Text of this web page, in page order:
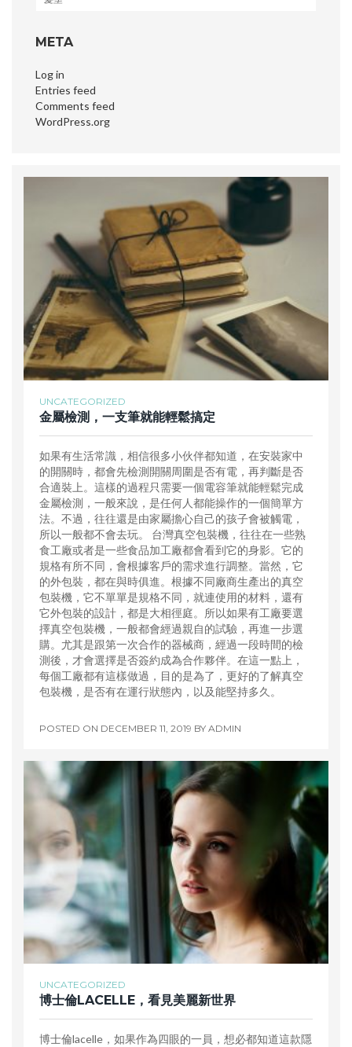
META
Log in
Entries feed
Comments feed
WordPress.org
UNCATEGORIZED
金屬檢測，一支筆就能輕鬆搞定
如果有生活常識，相信很多小伙伴都知道，在安裝家中
的開關時，都會先檢測開關周圍是否有電，再判斷是否
合適裝上。這樣的過程只需要一個電容筆就能輕鬆完成
金屬檢測，一般來說，是任何人都能操作的一個簡單方
法。不過，往往還是由家屬擔心自己的孩子會被觸電，
所以一般都不會去玩。 台灣真空包裝機，往往在一些熟
食工廠或者是一些食品加工廠都會看到它的身影。它的
規格有所不同，會根據客戶的需求進行調整。當然，它
的外包裝，都在與時俱進。根據不同廠商生產出的真空
包裝機，它不單單是規格不同，就連使用的材料，還有
它外包裝的設計，都是大相徑庭。所以如果有工廠要選
擇真空包裝機，一般都會經過親自的試驗，再進一步選
購。尤其是跟第一次合作的器械商，經過一段時間的檢
測後，才會選擇是否簽約成為合作夥伴。在這一點上，
每個工廠都有這樣做過，目的是為了，更好的了解真空
包裝機，是否有在運行狀態內，以及能堅持多久。
POSTED ON DECEMBER 11, 2019 BY ADMIN
UNCATEGORIZED
博士倫LACELLE，看見美麗新世界
博士倫lacelle，如果作為四眼的一員，想必都知道這款隱